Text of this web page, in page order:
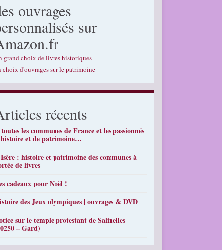
ouvrages
sur
grand choix de livres historiques
choix d'ouvrages sur le patrimoine
récents
les communes de France et les passionnés
et de patrimoine…
: histoire et patrimoine des communes à
de livres
cadeaux pour Noël !
des Jeux olympiques | ouvrages & DVD
sur le temple protestant de Salinelles
– Gard)